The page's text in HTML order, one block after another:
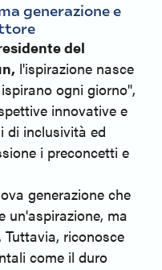
generazione e
del
l'ispirazione nasce
ogni giorno",
innovative e
di inclusività ed
i preconcetti e
generazione che
un'aspirazione, ma
riconosce
come il duro